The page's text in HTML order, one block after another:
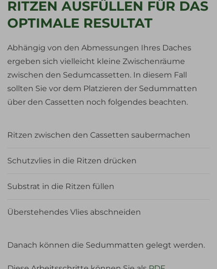
RITZEN AUSFÜLLEN FÜR DAS
OPTIMALE RESULTAT
Abhängig von den Abmessungen Ihres Daches
ergeben sich vielleicht kleine Zwischenräume
zwischen den Sedumcassetten. In diesem Fall
sollten Sie vor dem Platzieren der Sedummatten
über den Cassetten noch folgendes beachten.
Ritzen zwischen den Cassetten saubermachen
Schutzvlies in die Ritzen drücken
Substrat in die Ritzen füllen
Überstehendes Vlies abschneiden
Danach können die Sedummatten gelegt werden.